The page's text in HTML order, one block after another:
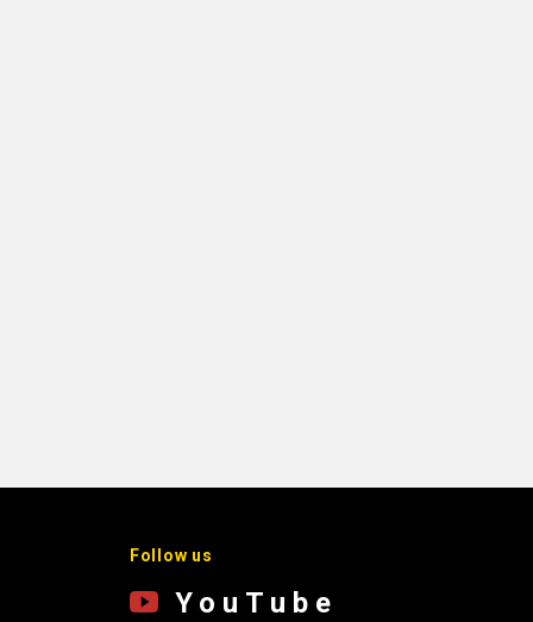
Follow us
YouTube